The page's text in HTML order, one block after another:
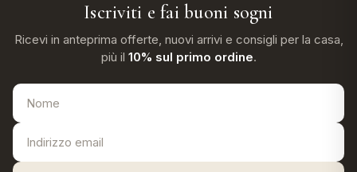
Iscriviti e fai buoni sogni
Ricevi in anteprima offerte, nuovi arrivi e consigli per la casa,
più il 10% sul primo ordine.